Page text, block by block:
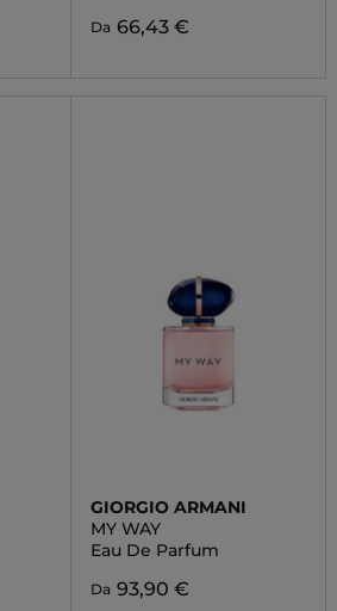
Da 66,43 €
GIORGIO ARMANI
MY WAY
Eau De Parfum
Da 93,90 €